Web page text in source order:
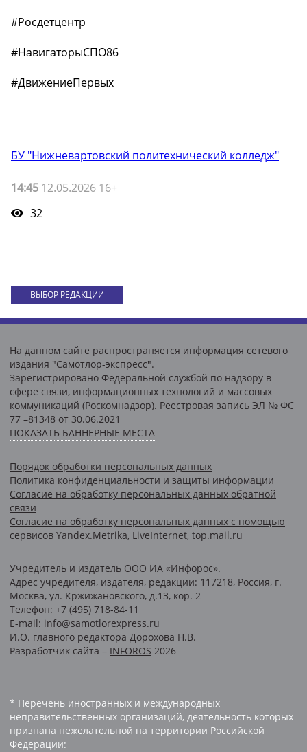
#Росдетцентр
#НавигаторыСПО86
#ДвижениеПервых
БУ "Нижневартовский политехнический колледж"
14:45 12.05.2026 16+
32
ВЫБОР РЕДАКЦИИ
На данном сайте распространяется информация сетевого
издания "Самотлор-экспресс".
Зарегистрировано Федеральной службой по надзору в
сфере связи, информационных технологий и массовых
коммуникаций (Роскомнадзор). Реестровая запись ЭЛ № ФС
77 –81348 от 30.06.2021
ПОКАЗАТЬ БАННЕРНЫЕ МЕСТА
Порядок обработки персональных данных
Политика конфиденциальности и защиты информации
Согласие на обработку персональных данных обратной
связи
Согласие на обработку персональных данных с помощью
сервисов Yandex.Metrika, LiveInternet, top.mail.ru
Учредитель и издатель ООО ИА «Инфорос».
Адрес учредителя, издателя, редакции: 117218, Россия, г.
Москва, ул. Кржижановского, д.13, кор. 2
Телефон: +7 (495) 718-84-11
E-mail: info@samotlorexpress.ru
И.О. главного редактора Дорохова Н.В.
Разработчик сайта – INFOROS 2026
* Перечень иностранных и международных
неправительственных организаций, деятельность которых
признана нежелательной на территории Российской
Федерации: